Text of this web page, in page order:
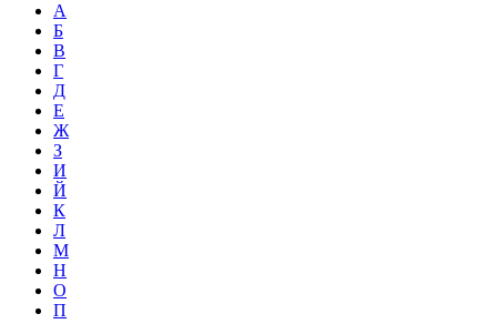
А
Б
В
Г
Д
Е
Ж
З
И
Й
К
Л
М
Н
О
П